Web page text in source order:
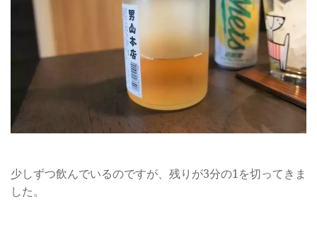
少しずつ飲んでいるのですが、残りが3分の1を切ってきま
した。